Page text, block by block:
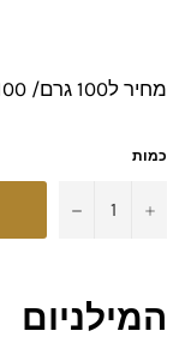
מחיר ל100 גרם/ 100 מ"ל - לפי הרלוונטי= 299.00 ש"ח
כמות
− +
המילניום